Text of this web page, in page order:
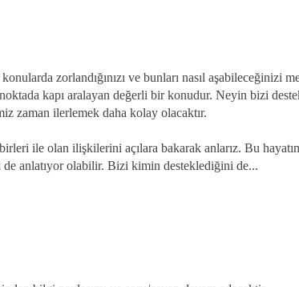
zorlandığınızı ve bunları nasıl aşabileceğinizi
kapı aralayan değerli bir konudur. Neyin bizi
zaman ilerlemek daha kolay olacaktır.
ile olan ilişkilerini açılara bakarak anlarız. Bu
anlatıyor olabilir. Bizi kimin desteklediğini de...